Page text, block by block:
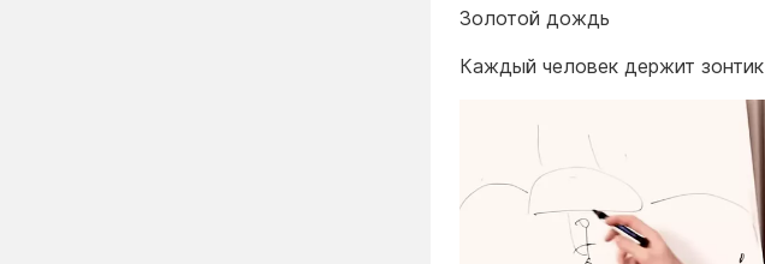
Золотой дождь
Каждый человек держит зонтик